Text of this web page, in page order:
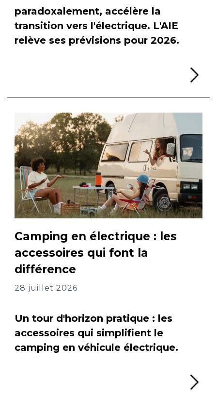
paradoxalement, accélère la
transition vers l'électrique. L'AIE
relève ses prévisions pour 2026.
Camping en électrique : les
accessoires qui font la
différence
28 juillet 2026
Un tour d'horizon pratique : les
accessoires qui simplifient le
camping en véhicule électrique.